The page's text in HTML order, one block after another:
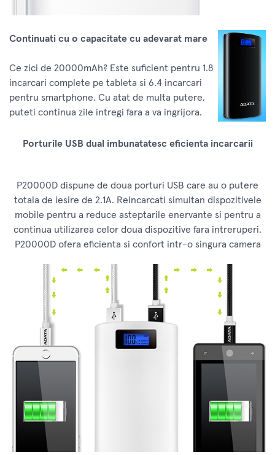
Continuati cu o capacitate cu adevarat mare
Ce zici de 20000mAh? Este suficient pentru 1.8
incarcari complete pe tableta si 6.4 incarcari
pentru smartphone. Cu atat de multa putere,
puteti continua zile intregi fara a va ingrijora.
Porturile USB dual imbunatatesc eficienta incarcarii
P20000D dispune de doua porturi USB care au o putere
totala de iesire de 2.1A. Reincarcati simultan dispozitivele
mobile pentru a reduce asteptarile enervante si pentru a
continua utilizarea celor doua dispozitive fara intreruperi.
P20000D ofera eficienta si confort intr-o singura camera